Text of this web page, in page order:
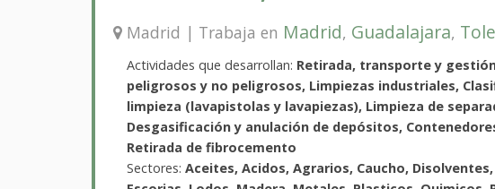
Madrid | Trabaja en Madrid, Guadalajara,
Actividades que desarrollan: Retirada, transporte y
peligrosos y no peligrosos, Limpiezas industriales,
limpieza (lavapistolas y lavapiezas), Limpieza de
Desgasificación y anulación de depósitos,
Retirada de fibrocemento
Sectores: Aceites, Acidos, Agrarios, Caucho,